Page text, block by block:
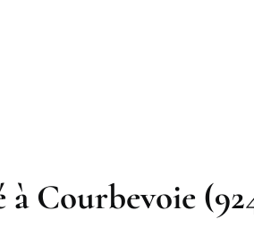
Courbevoie